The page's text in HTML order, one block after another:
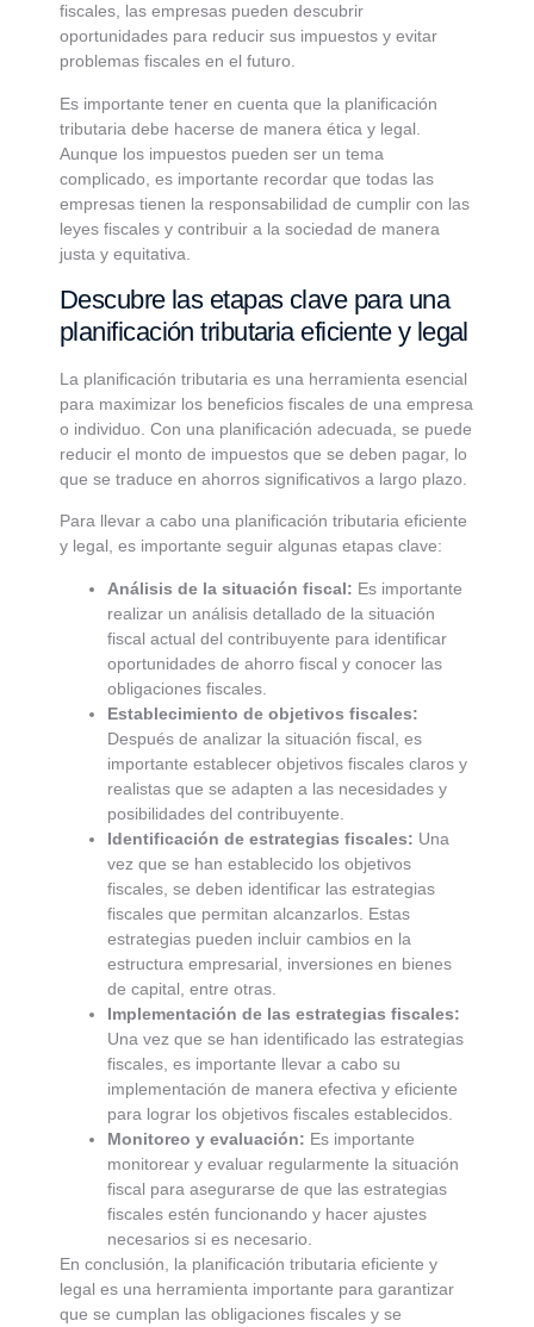
fiscales, las empresas pueden descubrir
oportunidades para reducir sus impuestos y evitar
problemas fiscales en el futuro.
Es importante tener en cuenta que la planificación
tributaria debe hacerse de manera ética y legal.
Aunque los impuestos pueden ser un tema
complicado, es importante recordar que todas las
empresas tienen la responsabilidad de cumplir con las
leyes fiscales y contribuir a la sociedad de manera
justa y equitativa.
Descubre las etapas clave para una
planificación tributaria eficiente y legal
La planificación tributaria es una herramienta esencial
para maximizar los beneficios fiscales de una empresa
o individuo. Con una planificación adecuada, se puede
reducir el monto de impuestos que se deben pagar, lo
que se traduce en ahorros significativos a largo plazo.
Para llevar a cabo una planificación tributaria eficiente
y legal, es importante seguir algunas etapas clave:
Análisis de la situación fiscal: Es importante
realizar un análisis detallado de la situación
fiscal actual del contribuyente para identificar
oportunidades de ahorro fiscal y conocer las
obligaciones fiscales.
Establecimiento de objetivos fiscales:
Después de analizar la situación fiscal, es
importante establecer objetivos fiscales claros y
realistas que se adapten a las necesidades y
posibilidades del contribuyente.
Identificación de estrategias fiscales: Una
vez que se han establecido los objetivos
fiscales, se deben identificar las estrategias
fiscales que permitan alcanzarlos. Estas
estrategias pueden incluir cambios en la
estructura empresarial, inversiones en bienes
de capital, entre otras.
Implementación de las estrategias fiscales:
Una vez que se han identificado las estrategias
fiscales, es importante llevar a cabo su
implementación de manera efectiva y eficiente
para lograr los objetivos fiscales establecidos.
Monitoreo y evaluación: Es importante
monitorear y evaluar regularmente la situación
fiscal para asegurarse de que las estrategias
fiscales estén funcionando y hacer ajustes
necesarios si es necesario.
En conclusión, la planificación tributaria eficiente y
legal es una herramienta importante para garantizar
que se cumplan las obligaciones fiscales y se